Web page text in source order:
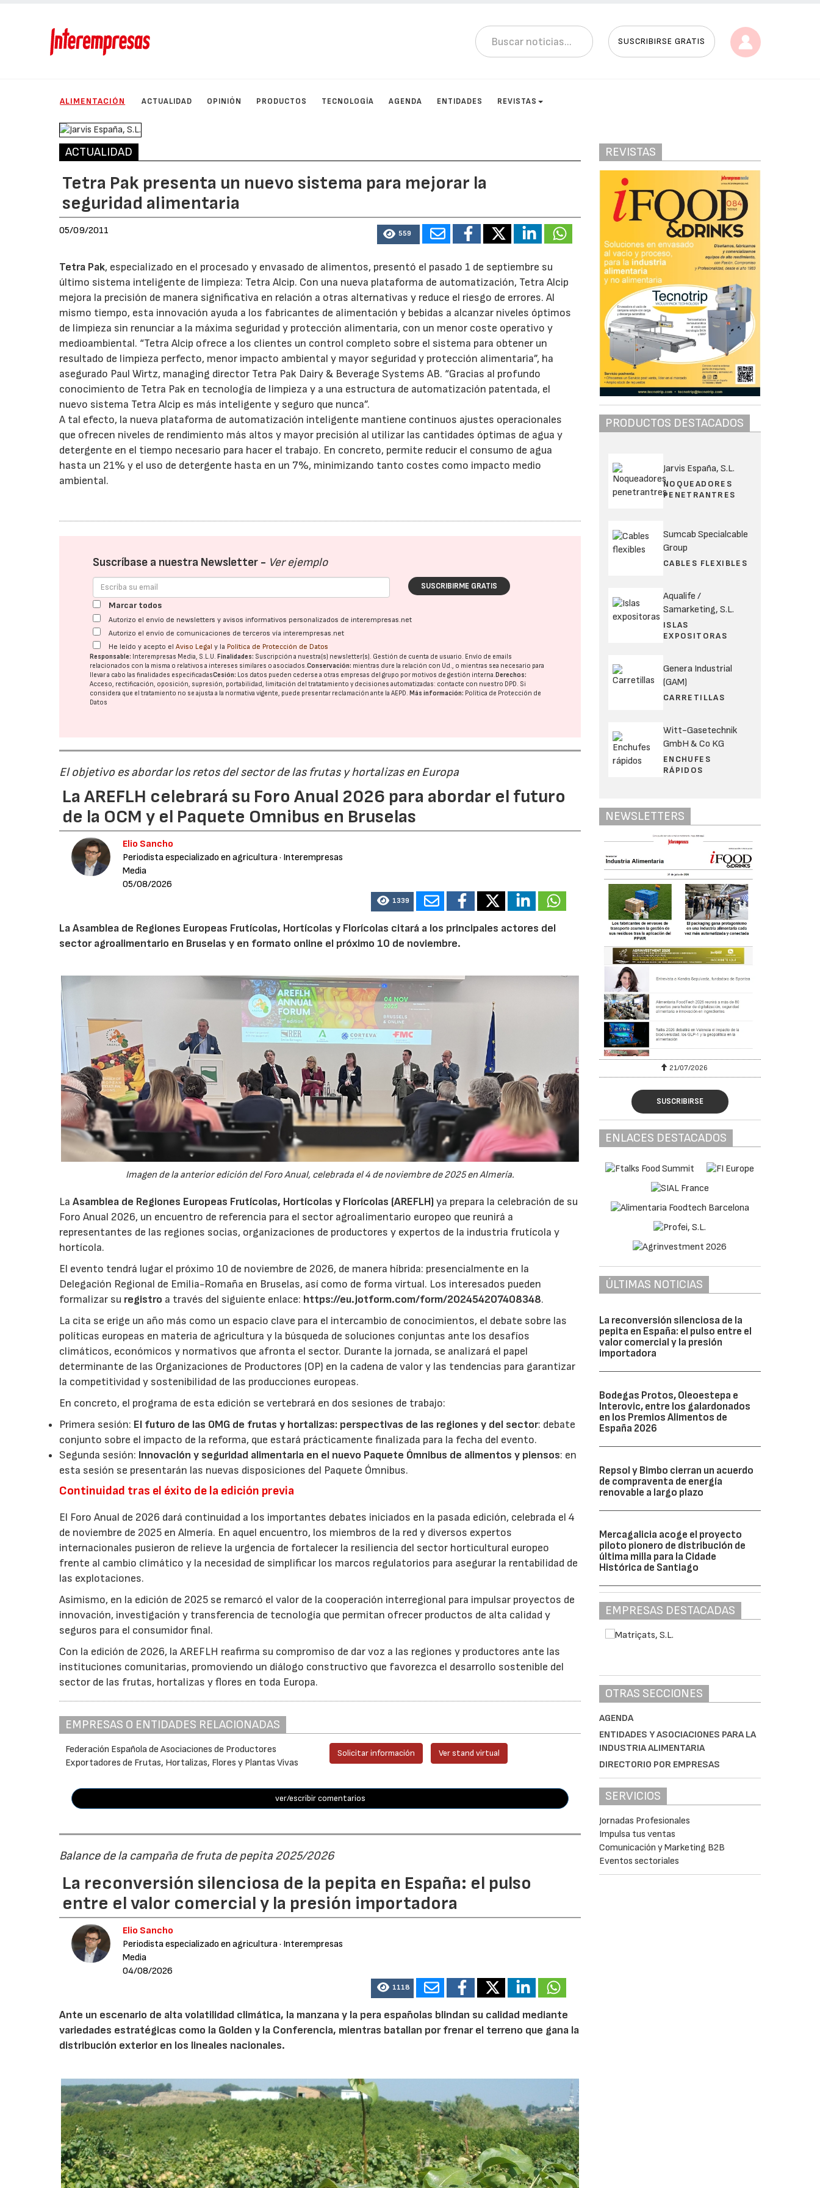
SUSCRIBIRSE GRATIS
ALIMENTACIÓN ACTUALIDAD OPINIÓN PRODUCTOS TECNOLOGÍA AGENDA ENTIDADES REVISTAS
ACTUALIDAD
Tetra Pak presenta un nuevo sistema para mejorar la
seguridad alimentaria
05/09/2011 559
Tetra Pak, especializado en el procesado y envasado de alimentos, presentó el pasado 1 de septiembre su
último sistema inteligente de limpieza: Tetra Alcip. Con una nueva plataforma de automatización, Tetra Alcip
mejora la precisión de manera significativa en relación a otras alternativas y reduce el riesgo de errores. Al
mismo tiempo, esta innovación ayuda a los fabricantes de alimentación y bebidas a alcanzar niveles óptimos
de limpieza sin renunciar a la máxima seguridad y protección alimentaria, con un menor coste operativo y
medioambiental. “Tetra Alcip ofrece a los clientes un control completo sobre el sistema para obtener un
resultado de limpieza perfecto, menor impacto ambiental y mayor seguridad y protección alimentaria”, ha
asegurado Paul Wirtz, managing director Tetra Pak Dairy & Beverage Systems AB. “Gracias al profundo
conocimiento de Tetra Pak en tecnología de limpieza y a una estructura de automatización patentada, el
nuevo sistema Tetra Alcip es más inteligente y seguro que nunca”.
A tal efecto, la nueva plataforma de automatización inteligente mantiene continuos ajustes operacionales
que ofrecen niveles de rendimiento más altos y mayor precisión al utilizar las cantidades óptimas de agua y
detergente en el tiempo necesario para hacer el trabajo. En concreto, permite reducir el consumo de agua
hasta un 21% y el uso de detergente hasta en un 7%, minimizando tanto costes como impacto medio
ambiental.
Suscríbase a nuestra Newsletter - Ver ejemplo
SUSCRIBIRME GRATIS
Marcar todos
Autorizo el envío de newsletters y avisos informativos personalizados de interempresas.net
Autorizo el envío de comunicaciones de terceros vía interempresas.net
He leído y acepto elAviso Legal y la Política de Protección de Datos
Responsable: Interempresas Media, S.L.U.Finalidades: Suscripción a nuestra(s) newsletter(s). Gestión de cuenta de usuario. Envío de emails
relacionados con la misma o relativos a intereses similares o asociados.Conservación: mientras dure la relación con Ud., o mientras sea necesario para
llevar a cabo las finalidades especificadasCesión: Los datos pueden cederse a otras empresas del grupo por motivos de gestión interna.Derechos:
Acceso, rectificación, oposición, supresión, portabilidad, limitación del tratatamiento y decisiones automatizadas: contacte con nuestro DPD. Si
considera que el tratamiento no se ajusta a la normativa vigente, puede presentar reclamación ante laAEPD.Más información: Política de Protección de
Datos
El objetivo es abordar los retos del sector de las frutas y hortalizas en Europa
La AREFLH celebrará su Foro Anual 2026 para abordar el futuro
de la OCM y el Paquete Omnibus en Bruselas
Elio Sancho
Periodista especializado en agricultura· Interempresas
Media
05/08/2026
1339
La Asamblea de Regiones Europeas Frutícolas, Hortícolas y Florícolas citará a los principales actores del
sector agroalimentario en Bruselas y en formato online el próximo 10 de noviembre.
Imagen de la anterior edición del Foro Anual, celebrada el 4 de noviembre de 2025 en Almería.
LaAsamblea de Regiones Europeas Frutícolas, Hortícolas y Florícolas (AREFLH)ya prepara la celebración de su
Foro Anual 2026, un encuentro de referencia para el sector agroalimentario europeo que reunirá a
representantes de las regiones socias, organizaciones de productores y expertos de la industria frutícola y
hortícola.
El evento tendrá lugar el próximo 10 de noviembre de 2026, de manera híbrida: presencialmente en la
Delegación Regional de Emilia-Romaña en Bruselas, así como de forma virtual. Los interesados pueden
formalizar su registro a través del siguiente enlace: https://eu.jotform.com/form/202454207408348.
La cita se erige un año más como un espacio clave para el intercambio de conocimientos, el debate sobre las
políticas europeas en materia de agricultura y la búsqueda de soluciones conjuntas ante los desafíos
climáticos, económicos y normativos que afronta el sector. Durante la jornada, se analizará el papel
determinante de las Organizaciones de Productores (OP) en la cadena de valor y las tendencias para garantizar
la competitividad y sostenibilidad de las producciones europeas.
En concreto, el programa de esta edición se vertebrará en dos sesiones de trabajo:
Primera sesión: El futuro de las OMG de frutas y hortalizas: perspectivas de las regiones y del sector: debate
conjunto sobre el impacto de la reforma, que estará prácticamente finalizada para la fecha del evento.
Segunda sesión: Innovación y seguridad alimentaria en el nuevo Paquete Ómnibus de alimentos y piensos: en
esta sesión se presentarán las nuevas disposiciones del Paquete Ómnibus.
Continuidad tras el éxito de la edición previa
El Foro Anual de 2026 dará continuidad a los importantes debates iniciados en la pasada edición, celebrada el 4
de noviembre de 2025 en Almería. En aquel encuentro, los miembros de la red y diversos expertos
internacionales pusieron de relieve la urgencia de fortalecer la resiliencia del sector horticultural europeo
frente al cambio climático y la necesidad de simplificar los marcos regulatorios para asegurar la rentabilidad de
las explotaciones.
Asimismo, en la edición de 2025 se remarcó el valor de la cooperación interregional para impulsar proyectos de
innovación, investigación y transferencia de tecnología que permitan ofrecer productos de alta calidad y
seguros para el consumidor final.
Con la edición de 2026, la AREFLH reafirma su compromiso de dar voz a las regiones y productores ante las
instituciones comunitarias, promoviendo un diálogo constructivo que favorezca el desarrollo sostenible del
sector de las frutas, hortalizas y flores en toda Europa.
EMPRESAS O ENTIDADES RELACIONADAS
Federación Española de Asociaciones de Productores
Exportadores de Frutas, Hortalizas, Flores y Plantas Vivas
Solicitar información Ver stand virtual
ver/escribir comentarios
Balance de la campaña de fruta de pepita 2025/2026
La reconversión silenciosa de la pepita en España: el pulso
entre el valor comercial y la presión importadora
Elio Sancho
Periodista especializado en agricultura· Interempresas
Media
04/08/2026
1118
Ante un escenario de alta volatilidad climática, la manzana y la pera españolas blindan su calidad mediante
variedades estratégicas como la Golden y la Conferencia, mientras batallan por frenar el terreno que gana la
distribución exterior en los lineales nacionales.
REVISTAS
PRODUCTOS DESTACADOS
Jarvis España, S.L.
NOQUEADORES
PENETRANTRES
Sumcab Specialcable
Group
CABLES FLEXIBLES
Aqualife /
Samarketing, S.L.
ISLAS
EXPOSITORAS
Genera Industrial
(GAM)
CARRETILLAS
Witt-Gasetechnik
GmbH & Co KG
ENCHUFES
RÁPIDOS
NEWSLETTERS
21/07/2026 21/07/2026
SUSCRIBIRSE
ENLACES DESTACADOS
ÚLTIMAS NOTICIAS
La reconversión silenciosa de la
pepita en España: el pulso entre el
valor comercial y la presión
importadora
Bodegas Protos, Oleoestepa e
Interovic, entre los galardonados
en los Premios Alimentos de
España 2026
Repsol y Bimbo cierran un acuerdo
de compraventa de energía
renovable a largo plazo
Mercagalicia acoge el proyecto
piloto pionero de distribución de
última milla para la Cidade
Histórica de Santiago
EMPRESAS DESTACADAS
OTRAS SECCIONES
AGENDA
ENTIDADES Y ASOCIACIONES PARA LA
INDUSTRIA ALIMENTARIA
DIRECTORIO POR EMPRESAS
SERVICIOS
Jornadas Profesionales
Impulsa tus ventas
Comunicación y Marketing B2B
Eventos sectoriales